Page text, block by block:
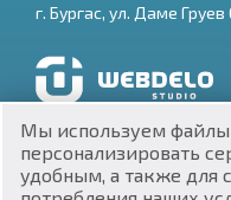
$
₽
г. Бургас, ул. Даме Груев
Разработка и SEO
Мы используем файлы
персонализировать
удобным, а также для